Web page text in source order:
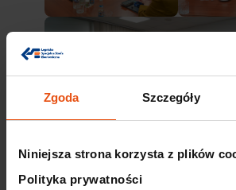
Zgoda Szczegóły
Niniejsza strona korzysta z plików
Polityka prywatności